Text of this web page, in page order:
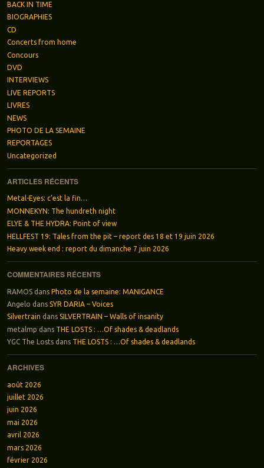
BACK IN TIME
BIOGRAPHIES
CD
Concerts from home
Concours
DVD
INTERVIEWS
LIVE REPORTS
LIVRES
NEWS
PHOTO DE LA SEMAINE
REPORTAGES
Uncategorized
ARTICLES RÉCENTS
Metal-Eyes: c’est la fin…
MONNEKYN: The hundreth night
ELYE & THE HYDRA: Point of view
HELLFEST 19: Tales from the pit – report des 18 et 19 juin 2026
Heavy week end : report du dimanche 7 juin 2026
COMMENTAIRES RÉCENTS
RAMOSdans Photo de la semaine: MANIGANCE
Angelo dans SYR DARIA – Voices
Silvertrain dans SILVERTRAIN – Walls of insanity
metalmp dans THE LOSTS : …Of shades & deadlands
YGC The Lostsdans THE LOSTS : …Of shades & deadlands
ARCHIVES
août 2026
juillet 2026
juin 2026
mai 2026
avril 2026
mars 2026
février 2026